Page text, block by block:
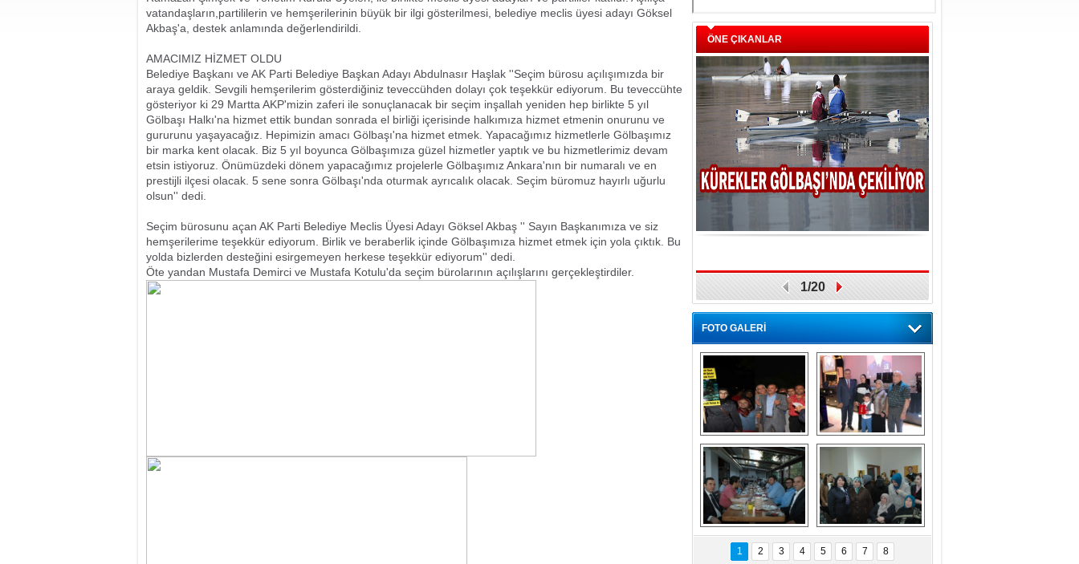
vatandaşların,partililerin ve hemşerilerinin büyük bir ilgi gösterilmesi, belediye meclis üyesi adayı Göksel
Akbaş'a, destek anlamında değerlendirildi.
AMACIMIZ HİZMET OLDU
Belediye Başkanı ve AK Parti Belediye Başkan Adayı Abdulnasır Haşlak ''Seçim bürosu açılışımızda bir
araya geldik. Sevgili hemşerilerim gösterdiğiniz teveccühden dolayı çok teşekkür ediyorum. Bu teveccühte
gösteriyor ki 29 Martta AKP'mizin zaferi ile sonuçlanacak bir seçim inşallah yeniden hep birlikte 5 yıl
Gölbaşı Halkı'na hizmet ettik bundan sonrada el birliği içerisinde halkımıza hizmet etmenin onurunu ve
gururunu yaşayacağız. Hepimizin amacı Gölbaşı'na hizmet etmek. Yapacağımız hizmetlerle Gölbaşımız
bir marka kent olacak. Biz 5 yıl boyunca Gölbaşımıza güzel hizmetler yaptık ve bu hizmetlerimiz devam
etsin istiyoruz. Önümüzdeki dönem yapacağımız projelerle Gölbaşımız Ankara'nın bir numaralı ve en
prestijli ilçesi olacak. 5 sene sonra Gölbaşı'nda oturmak ayrıcalık olacak. Seçim büromuz hayırlı uğurlu
olsun'' dedi.
Seçim bürosunu açan AK Parti Belediye Meclis Üyesi Adayı Göksel Akbaş '' Sayın Başkanımıza ve siz
hemşerilerime teşekkür ediyorum. Birlik ve beraberlik içinde Gölbaşımıza hizmet etmek için yola çıktık. Bu
yolda bizlerden desteğini esirgemeyen herkese teşekkür ediyorum'' dedi.
Öte yandan Mustafa Demirci ve Mustafa Kotulu'da seçim bürolarının açılışlarını gerçekleştirdiler.
ÖNE ÇIKANLAR
1/20
FOTO GALERİ
Gölbaşı GAZZE
İÇİN YÜRÜDÜ
Kaymakamlıktan
iftar yemeği
Kaymakamlıktan
iftar yemeği
NERGÜL
YILDIRIM SEÇİM
BÜROSUNU AÇTI
1 2 3 4 5 6 7 8